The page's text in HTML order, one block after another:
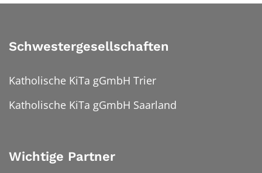
Schwestergesellschaften
Katholische KiTa gGmbH Trier
Katholische KiTa gGmbH Saarland
Wichtige Partner